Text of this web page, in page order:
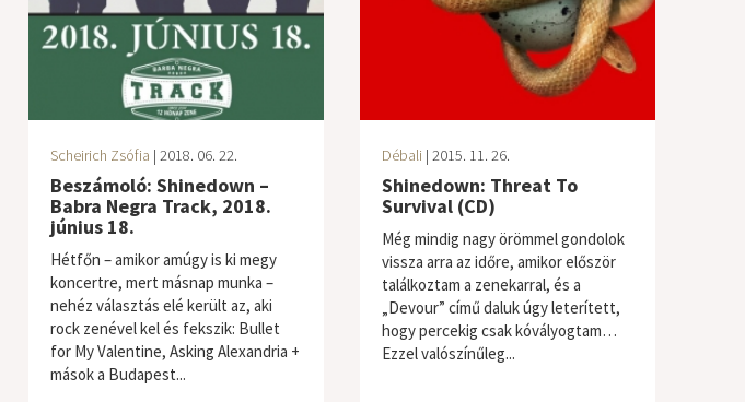
Scheirich Zsófia | 2018. 06. 22.
Beszámoló: Shinedown –
Babra Negra Track, 2018.
június 18.
Hétfőn – amikor amúgy is ki megy
koncertre, mert másnap munka –
nehéz választás elé került az, aki
rock zenével kel és fekszik: Bullet
for My Valentine, Asking Alexandria +
mások a Budapest...
Débali | 2015. 11. 26.
Shinedown: Threat To
Survival (CD)
Még mindig nagy örömmel gondolok
vissza arra az időre, amikor először
találkoztam a zenekarral, és a
„Devour” című daluk úgy leterített,
hogy percekig csak kóvályogtam…
Ezzel valószínűleg...